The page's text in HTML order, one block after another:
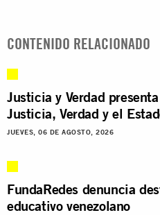
CONTENIDO RELACIONADO
Justicia y Verdad
Justicia, Verdad y el
JUEVES, 06 DE AGOSTO, 2026
FundaRedes denuncia
educativo venezolano